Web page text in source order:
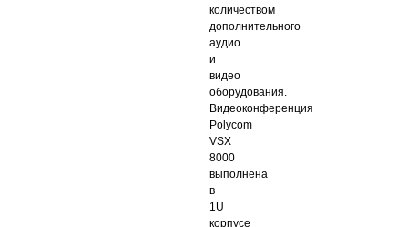
количеством
дополнительного
аудио
и
видео
оборудования.
Видеоконференция
Polycom
VSX
8000
выполнена
в
1U
корпусе